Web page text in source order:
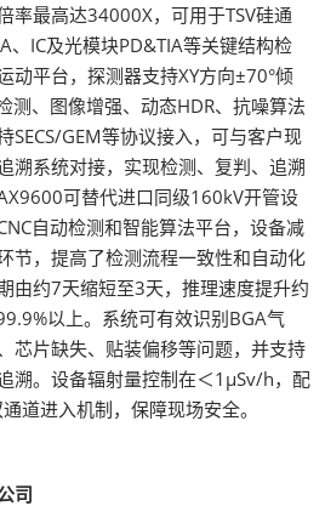
率最高达34000X，可用于TSV硅通
、IC及光模块PD&TIA等关键结构检
动平台，探测器支持XY方向±70°倾
测、图像增强、动态HDR、抗噪算法
SECS/GEM等协议接入，可与客户现
溯系统对接，实现检测、复判、追溯
可替代进口同级160kV开管设
自动检测和智能算法平台，设备减
节，提高了检测流程一致性和自动化
由约7天缩短至3天，推理速度提升约
以上。系统可有效识别BGA气
芯片缺失、贴装偏移等问题，并支持
溯。设备辐射量控制在＜1μSv/h，配
道进入机制，保障现场安全。
司